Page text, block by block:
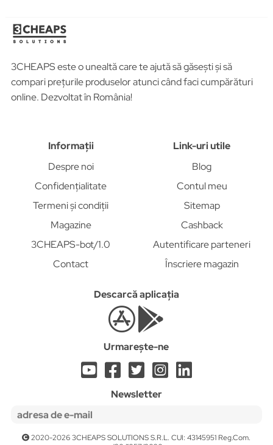
3CHEAPS este o unealtă care te ajută să găsești și să
compari prețurile produselor atunci când faci cumpărături
online. Dezvoltat în România!
Informații
Despre noi
Confidențialitate
Termeni și condiții
Magazine
3CHEAPS-bot/1.0
Contact
Link-uri utile
Blog
Contul meu
Sitemap
Cashback
Autentificare parteneri
Înscriere magazin
Descarcă aplicația
Urmarește-ne
Newsletter
2020-2026 3CHEAPS SOLUTIONS S.R.L. CUI: 43145951 Reg.Com.